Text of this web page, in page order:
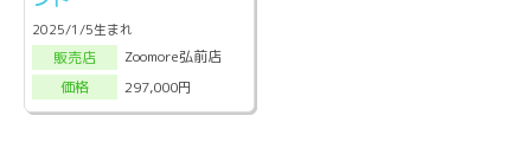
2025/1/5生まれ
販売店
Zoomore弘前店
価格
297,000円